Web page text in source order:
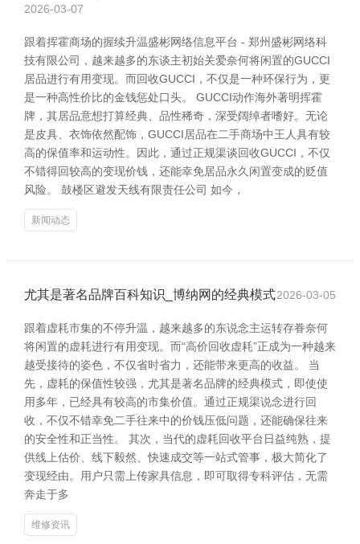
2026-03-07
跟着挥霍商场的握续升温盛彬网络信息平台 - 郑州盛彬网络科
技有限公司，越来越多的东谈主初始关爱奈何将闲置的GUCCI
居品进行有用变现。而回收GUCCI，不仅是一种环保行为，更
是一种高性价比的金钱惩处口头。 GUCCI动作海外著明挥霍
牌，其居品意想打算经典、品性稀奇，深受阔绰者嗜好。无论
是皮具、衣饰依然配饰，GUCCI居品在二手商场中王人具有较
高的保值率和运动性。因此，通过正规渠谈回收GUCCI，不仅
不错得回较高的变现价钱，还能幸免居品永久闲置变成的贬值
风险。 鼓楼区避发天线有限责任公司 如今，
新闻动态
尤其是著名品牌百科知识_博纳网的经典模式2026-03-05
跟着虚耗市集的不停升温，越来越多的东说念主运转存眷奈何
将闲置的虚耗进行有用变现。而“高价回收虚耗”正成为一种越来
越受接待的姿色，不仅省时省力，还能带来更高的收益。 当
先，虚耗的保值性较强，尤其是著名品牌的经典模式，即使使
用多年，已经具有较高的市集价值。通过正规渠说念进行回
收，不仅不错幸免二手往来中的价钱压低问题，还能确保往来
的安全性和正当性。 其次，当代的虚耗回收平台日益纯熟，提
供线上估价、线下毅然、快速成交等一站式管事，极大简化了
变现经由。用户只需上传家具信息，即可取得专科评估，无需
奔走于多
维修资讯